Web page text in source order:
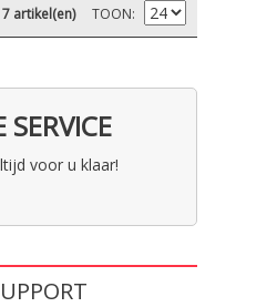
7 artikel(en) TOON
SERVICE
voor u klaar!